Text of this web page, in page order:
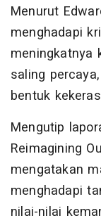
Menurut
menghadapi
meningkatnya
saling
bentuk
Mengutip
Reimagining
mengatakan
menghadapi
nilai-nilai